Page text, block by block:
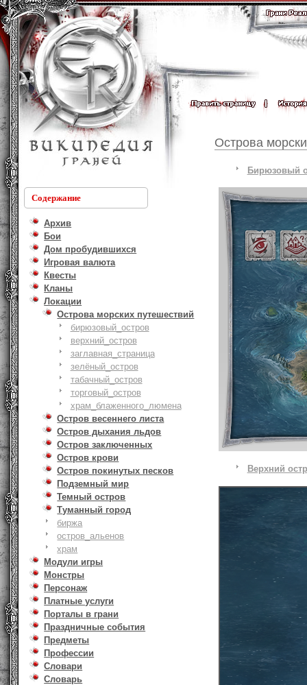
Содержание
Архив
Бои
Дом пробудившихся
Игровая валюта
Квесты
Кланы
Локации
Острова морских путешествий
бирюзовый_остров
верхний_остров
заглавная_страница
зелёный_остров
табачный_остров
торговый_остров
храм_блаженного_люмена
Остров весеннего листа
Остров дыхания льдов
Остров заключенных
Остров крови
Остров покинутых песков
Подземный мир
Темный остров
Туманный город
биржа
остров_альенов
храм
Модули игры
Монстры
Персонаж
Платные услуги
Порталы в грани
Праздничные события
Предметы
Профессии
Словари
Словарь
Острова
Бирюзовый
Верхний